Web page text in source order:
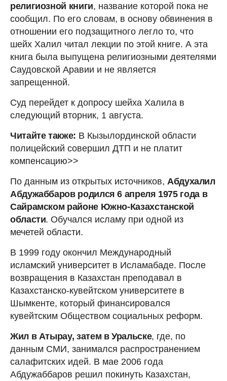
религиозной книги, название которой пока не
сообщил. По его словам, в основу обвинения в
отношении его подзащитного легло то, что
шейх Халил читал лекции по этой книге. А эта
книга была выпущена религиозными деятелями
Саудовской Аравии и не является
запрещенной.
Суд перейдет к допросу шейха Халила в
следующий вторник, 1 августа.
Читайте также: В Кызылординской области
полицейский совершил ДТП и не платит
компенсацию>>
По данным из открытых источников, Абдухалил
Абдужаббаров родился 6 апреля 1975 года в
Сайрамском районе Южно-Казахстанской
области. Обучался исламу при одной из
мечетей области.
В 1999 году окончил Международный
исламский университет в Исламабаде. После
возвращения в Казахстан преподавал в
Казахстанско-кувейтском университете в
Шымкенте, который финансировался
кувейтским Обществом социальных реформ.
Жил в Атырау, затем в Уральске, где, по
данным СМИ, занимался распространением
салафитских идей. В мае 2006 года
Абдужаббаров решил покинуть Казахстан,